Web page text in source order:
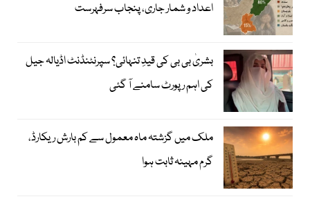
اعداد و شمار جاری، پنجاب سرفہرست
بشریٰ بی بی کی قیدِ تنہائی؟ سپرنٹنڈنٹ اڈیالہ جیل
کی اہم رپورٹ سامنے آ گئی
ملک میں گزشتہ ماہ معمول سے کم بارش ریکارڈ،
گرم مہینہ ثابت ہوا